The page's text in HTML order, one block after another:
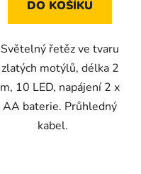
DO KOŠÍKU
Světelný řetěz ve tvaru
zlatých motýlů, délka 2
m, 10 LED, napájení 2 x
AA baterie. Průhledný
kabel.